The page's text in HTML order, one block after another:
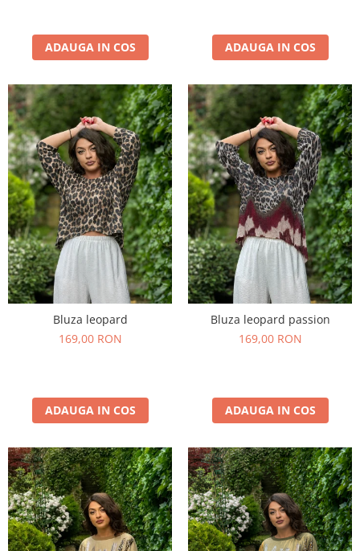
ADAUGA IN COS ADAUGA IN COS
Bluza leopard
169,00 RON
ADAUGA IN COS
Bluza leopard passion
169,00 RON
ADAUGA IN COS